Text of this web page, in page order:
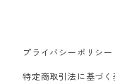
プライバシーポリシー
特定商取引法に基づく